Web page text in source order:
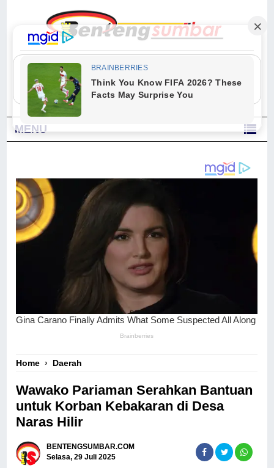
"Sesungguhnya Allah dan para malaikat-Nya berselawat untuk Nabi.
Wahai orang-orang yang beriman, berselawatlah kamu untuk Nabi dan
ucapkanlah salam dengan penuh penghormatan kepadanya." (Qs. Al
Ahzab Ayat 56)
MENU
Home › Daerah
Wawako Pariaman Serahkan Bantuan
untuk Korban Kebakaran di Desa
Naras Hilir
BENTENGSUMBAR.COM
Selasa, 29 Juli 2025